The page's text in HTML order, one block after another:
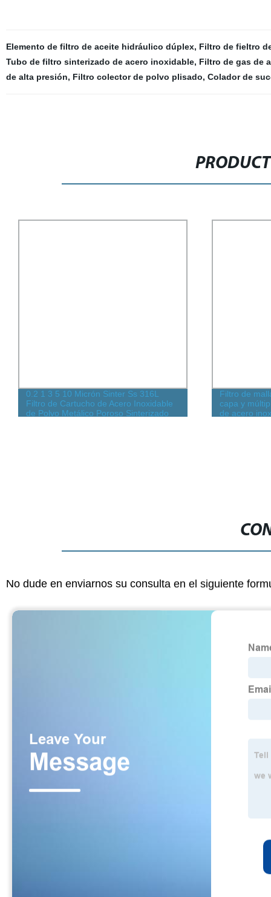
Elemento de filtro de aceite hidráulico dúplex, Filtro de fieltro
Tubo de filtro sinterizado de acero inoxidable, Filtro de gas de
de alta presión, Filtro colector de polvo plisado, Colador de
0.2 1 3 5 10 Micrón Sinter Ss 316L
Filtro de Cartucho de Acero Inoxidable
de Polvo Metálico Poroso Sinterizado
Filtro de
capa y
de acero
No dude en enviarnos su consulta en el siguiente